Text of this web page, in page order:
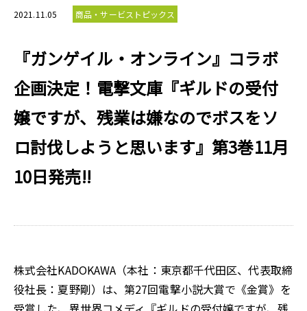
2021.11.05 商品・サービストピックス
『ガンゲイル・オンライン』コラボ
企画決定！電撃文庫『ギルドの受付
嬢ですが、残業は嫌なのでボスをソ
ロ討伐しようと思います』第3巻11月
10日発売!!
株式会社KADOKAWA（本社：東京都千代田区、代表取締
役社長：夏野剛）は、第27回電撃小説大賞で《金賞》を